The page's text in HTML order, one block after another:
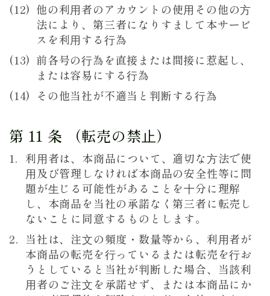
他の利⽤者のアカウントの使⽤その他の⽅
法により、第三者になりすまして本サービ
スを利⽤する⾏為
前各号の⾏為を直接または間接に惹起し、
または容易にする⾏為
その他当社が不適当と判断する⾏為
第 11 条 （転売の禁⽌）
利⽤者は、本商品について、適切な⽅法で使
⽤及び管理しなければ本商品の安全性等に問
題が⽣じる可能性があることを⼗分に理解
し、本商品を当社の承諾なく第三者に転売し
ないことに同意するものとします。
当社は、注⽂の頻度・数量等から、利⽤者が
本商品の転売を⾏っているまたは転売を⾏お
うとしていると当社が判断した場合、当該利
⽤者のご注⽂を承諾せず、または本商品にか